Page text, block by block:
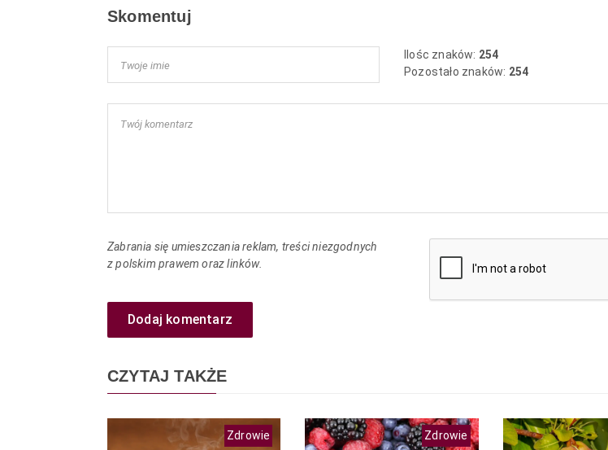
Skomentuj
Ilośc znaków: 254
Pozostało znaków: 254
Zabrania się umieszczania reklam, treści niezgodnych
z polskim prawem oraz linków.
Dodaj komentarz
CZYTAJ TAKŻE
Zdrowie Zdrowie